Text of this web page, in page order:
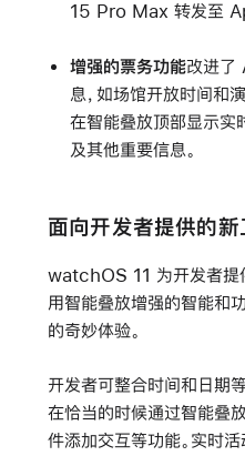
15 Pro Max 转发至
增强的票务功能改进了
息，如场馆开放时间和
在智能叠放顶部显示实
及其他重要信息。
面向开发者提供的新
watchOS 11 为开发者提
用智能叠放增强的智能和
的奇妙体验。
开发者可整合时间和日期
在恰当的时候通过智能叠
件添加交互等功能。实时